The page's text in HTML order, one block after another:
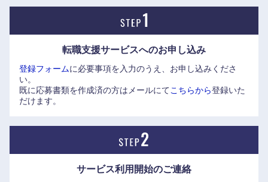
の両立支援の拡充を図るなど、社員のライフスタイルに合わ
●仕事と家庭の両立を支援し、社員が安心して働ける職場を
目指すための取り組みとして、柔軟な勤務体系の整備や休
業・休暇の各種制度・施策の拡充を図っている。
【例】
り、さらに在宅勤務制度を入社1年以上の全社員が利用可能
それぞれに両立支援制度がある。
転職支援サービスへのお申し込み
登録フォームに必要事項を入力のうえ、お申し込みくださ
い。
既に応募書類を作成済の方はメールにてこちらから登録いた
だけます。
サービス利用開始のご連絡
中国・四国地方